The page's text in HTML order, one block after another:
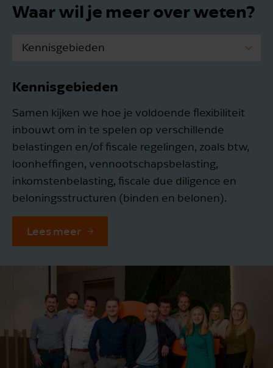
Waar wil je meer over weten?
Kennisgebieden
Fiscale positie
Fiscale structuur
Financiële & vermogensstructurering
Kennisgebieden
Samen kijken we hoe je voldoende flexibiliteit
inbouwt om in te spelen op verschillende
belastingen en/of fiscale regelingen, zoals btw,
loonheffingen, vennootschapsbelasting,
inkomstenbelasting, fiscale due diligence en
beloningsstructuren (binden en belonen).
Lees meer